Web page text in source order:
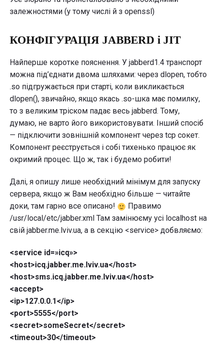
залежностями (у тому числі й з openssl)
КОНФІГУРАЦІЯ JABBERD i JIT
Найперше коротке пояснення. У jabberd1.4 транспорт
можна під’єднати двома шляхами: через dlopen, тобто
.so підгружається при старті, коли викликається
dlopen(), звичайно, якщо якась .so-шка має помилку,
то з великим тріском падає весь jabberd. Тому,
думаю, не варто його використовувати. Інший спосіб
— підключити зовнішній компонент через tcp сокет.
Компонент реєструється і собі тихенько працює як
окримий процес. Що ж, так і будемо робити!
Далі, я опишу лише необхідний мінімум для запуску
сервера, якщо ж Вам необхідно більше — читайте
доки, там гарно все описано!
Правимо
/usr/local/etc/jabber.xml Там замінюєму усі localhost на
свій jabber.me.lviv.ua, а в секцію <service> добвляємо:
<service id=»icq»>
<host>icq.jabber.me.lviv.ua</host>
<host>sms.icq.jabber.me.lviv.ua</host>
<accept>
<ip>127.0.0.1</ip>
<port>5555</port>
<secret>someSecret</secret>
<timeout>30</timeout>